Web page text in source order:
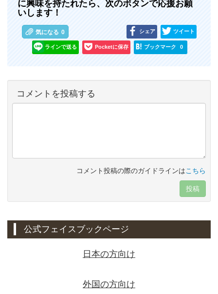
に興味を持たれたら、次のボタンで応援お願
いします！
気になる 0 シェア ツイート
ラインで送る Pocketに保存 ブックマーク 0
コメントを投稿する
コメント投稿の際のガイドラインはこちら
投稿
公式フェイスブックページ
日本の方向け
外国の方向け